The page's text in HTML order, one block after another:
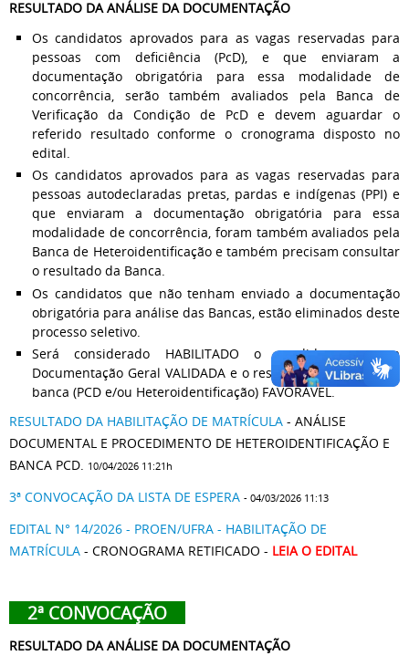
RESULTADO DA ANÁLISE DA DOCUMENTAÇÃO
Os candidatos aprovados para as vagas reservadas para
pessoas com deficiência (PcD), e que enviaram a
documentação obrigatória para essa modalidade de
concorrência, serão também avaliados pela Banca de
Verificação da Condição de PcD e devem aguardar o
referido resultado conforme o cronograma disposto no
edital.
Os candidatos aprovados para as vagas reservadas para
pessoas autodeclaradas pretas, pardas e indígenas (PPI) e
que enviaram a documentação obrigatória para essa
modalidade de concorrência, foram também avaliados pela
Banca de Heteroidentificação e também precisam consultar
o resultado da Banca.
Os candidatos que não tenham enviado a documentação
obrigatória para análise das Bancas, estão eliminados deste
processo seletivo.
Será considerado HABILITADO o candidato com a
Documentação Geral VALIDADA e o resultado de análise da
banca (PCD e/ou Heteroidentificação) FAVORÁVEL.
RESULTADO DA HABILITAÇÃO DE MATRÍCULA - ANÁLISE
DOCUMENTAL E PROCEDIMENTO DE HETEROIDENTIFICAÇÃO E
BANCA PCD. 10/04/2026 11:21h
3ª CONVOCAÇÃO DA LISTA DE ESPERA - 04/03/2026 11:13
EDITAL N° 14/2026 - PROEN/UFRA - HABILITAÇÃO DE
MATRÍCULA - CRONOGRAMA RETIFICADO - LEIA O EDITAL
2ª CONVOCAÇÃO
RESULTADO DA ANÁLISE DA DOCUMENTAÇÃO